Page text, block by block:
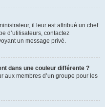
il leur est attribué un chef
d’utilisateurs, contactez
un message privé.
dans une couleur différente ?
aux membres d’un groupe pour les